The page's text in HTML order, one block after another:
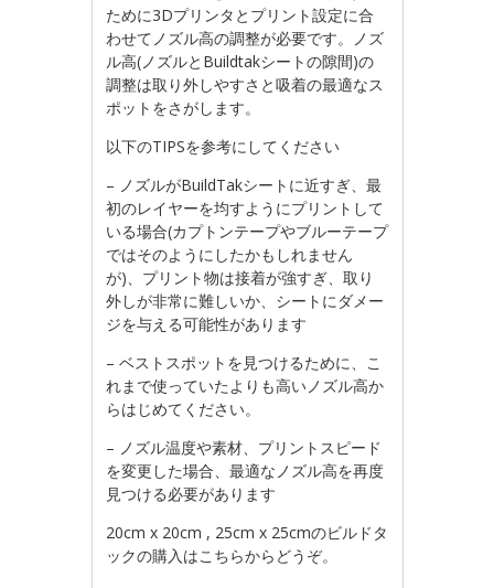
ために3Dプリンタとプリント設定に合
わせてノズル高の調整が必要です。ノズ
ル高(ノズルとBuildtakシートの隙間)の
調整は取り外しやすさと吸着の最適なス
ポットをさがします。
以下のTIPSを参考にしてください
– ノズルがBuildTakシートに近すぎ、最
初のレイヤーを均すようにプリントして
いる場合(カプトンテープやブルーテープ
ではそのようにしたかもしれません
が)、プリント物は接着が強すぎ、取り
外しが非常に難しいか、シートにダメー
ジを与える可能性があります
– ベストスポットを見つけるために、こ
れまで使っていたよりも高いノズル高か
らはじめてください。
– ノズル温度や素材、プリントスピード
を変更した場合、最適なノズル高を再度
見つける必要があります
20cm x 20cm , 25cm x 25cmのビルドタ
ックの購入はこちらからどうぞ。